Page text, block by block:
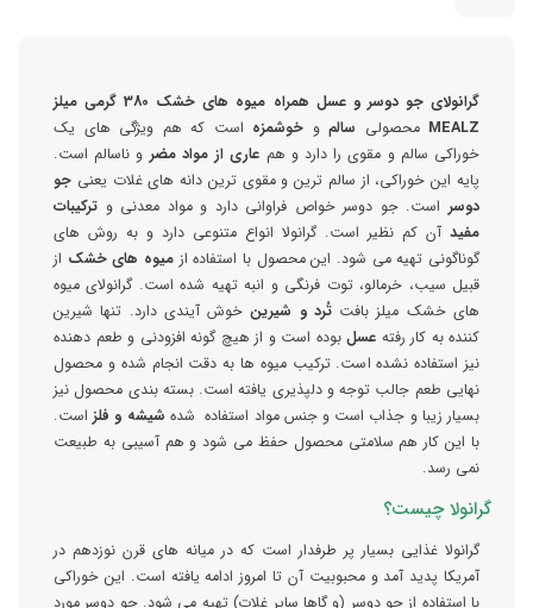
گرانولای جو دوسر و عسل همراه میوه های خشک 380 گرمی میلز
MEALZ محصولی سالم و خوشمزه است که هم ویژگی های یک
خوراکی سالم و مقوی را دارد و هم عاری از مواد مضر و ناسالم است.
پایه این خوراکی، از سالم ترین و مقوی ترین دانه های غلات یعنی جو
دوسر است. جو دوسر خواص فراوانی دارد و مواد معدنی و ترکیبات
مفید آن کم نظیر است. گرانولا انواع متنوعی دارد و به روش های
گوناگونی تهیه می شود. این محصول با استفاده از میوه های خشک از
قبیل سیب، خرمالو، توت فرنگی و انبه تهیه شده است. گرانولای میوه
های خشک میلز بافتتُرد و شیرینخوش آیندی دارد. تنها شیرین
کننده به کار رفته عسل بوده است و از هیچ گونه افزودنی و طعم دهنده
نیز استفاده نشده است. ترکیب میوه ها به دقت انجام شده و محصول
نهایی طعم جالب توجه و دلپذیری یافته است. بسته بندی محصول نیز
بسیار زیبا و جذاب است و جنس مواد استفاده شده شیشه و فلز است.
با این کار هم سلامتی محصول حفظ می شود و هم آسیبی به طبیعت
نمی رسد.
گرانولا چیست؟
گرانولا غذایی بسیار پر طرفدار است که در میانه های قرن نوزدهم در
آمریکا پدید آمد و محبوبیت آن تا امروز ادامه یافته است. این خوراکی
با استفاده از جو دوسر (و گاها سایر غلات) تهیه می شود. جو دوسر مورد